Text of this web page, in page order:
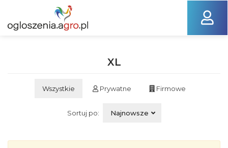
XL
Wszystkie Prywatne Firmowe
Sortuj po: Najnowsze